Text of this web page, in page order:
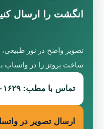
انگشت را ارسال
تصویر واضح در نور
ساخت پروتز را در واتساپ
تماس با مطب: ۰۲۱۸۸۲۰۱۶۲۹
ارسال تصویر در